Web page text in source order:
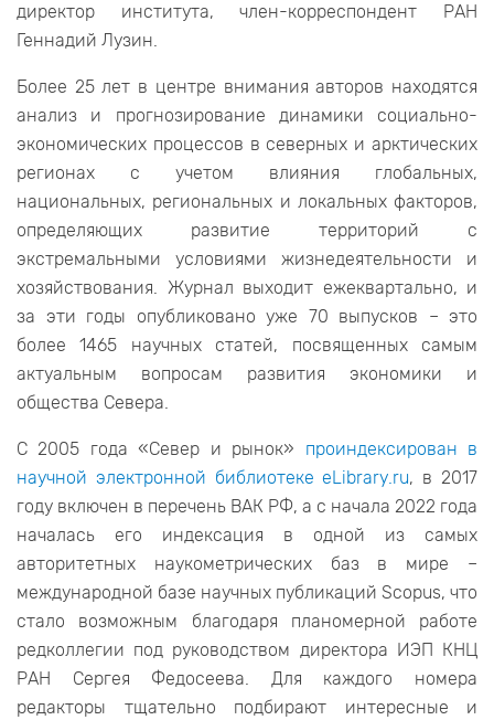
директор института, член-корреспондент РАН
Геннадий Лузин.
Более 25 лет в центре внимания авторов находятся
анализ и прогнозирование динамики социально-
экономических процессов в северных и арктических
регионах с учетом влияния глобальных,
национальных, региональных и локальных факторов,
определяющих развитие территорий с
экстремальными условиями жизнедеятельности и
хозяйствования. Журнал выходит ежеквартально, и
за эти годы опубликовано уже 70 выпусков – это
более 1465 научных статей, посвященных самым
актуальным вопросам развития экономики и
общества Севера.
С 2005 года «Север и рынок» проиндексирован в
научной электронной библиотеке eLibrary.ru, в 2017
году включен в перечень ВАК РФ, а с начала 2022 года
началась его индексация в одной из самых
авторитетных наукометрических баз в мире –
международной базе научных публикаций Scopus, что
стало возможным благодаря планомерной работе
редколлегии под руководством директора ИЭП КНЦ
РАН Сергея Федосеева. Для каждого номера
редакторы тщательно подбирают интересные и